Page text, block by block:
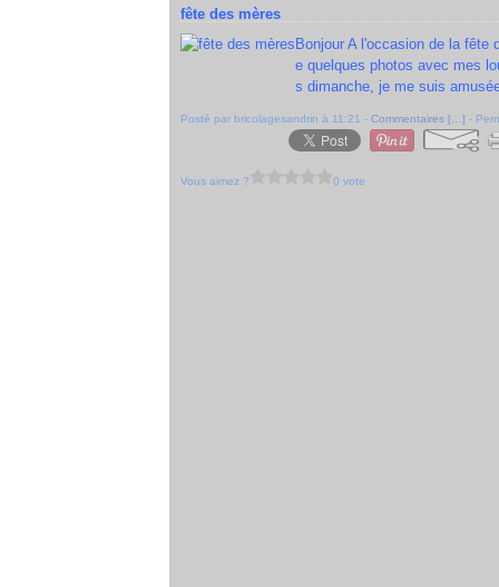
fête des mères
Bonjour A l'occasion de la
e quelques photos avec mes
s dimanche, je me suis
Posté par bricolagesandrin à 11:21 - Commentaires [ ] -
Vous aimez ? 0 vote